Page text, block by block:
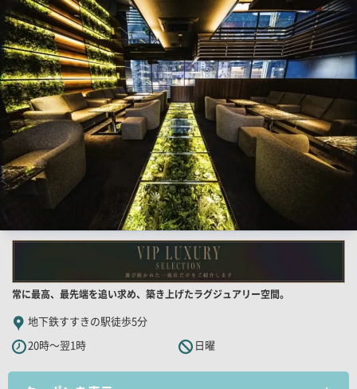
索
結
果
一
覧
用
画
像
店
舗
PR
キ
ャ
常に最高、最先端を追い求め、築き上げたラグジュアリー空間。
地下鉄すすきの駅徒歩5分
20時～翌1時
日曜